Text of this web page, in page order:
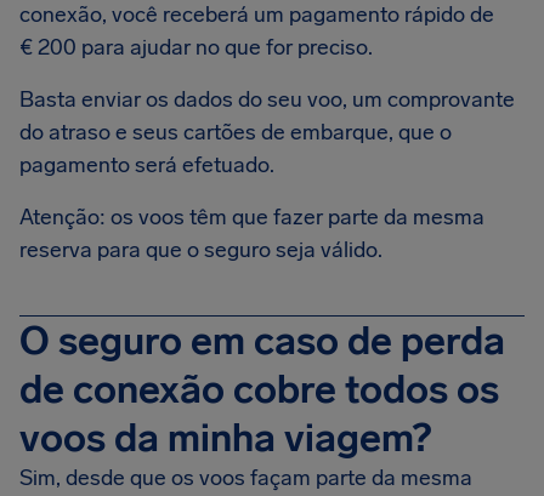
conexão, você receberá um pagamento rápido de
€ 200 para ajudar no que for preciso.
Basta enviar os dados do seu voo, um comprovante
do atraso e seus cartões de embarque, que o
pagamento será efetuado.
Atenção: os voos têm que fazer parte da mesma
reserva para que o seguro seja válido.
O seguro em caso de perda
de conexão cobre todos os
voos da minha viagem?
Sim, desde que os voos façam parte da mesma